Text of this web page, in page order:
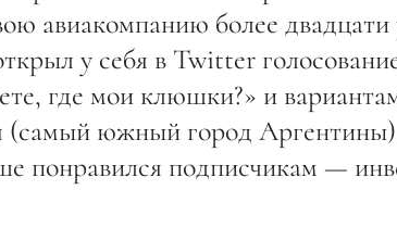
авиакомпанию более
у себя в Twitter
где мои клюшки?» и
(самый южный город
понравился подписчикам —